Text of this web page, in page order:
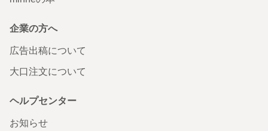
企業の方へ
広告出稿について
大口注文について
ヘルプセンター
お知らせ